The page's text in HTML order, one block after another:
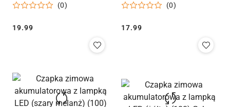
(pomarańczowa) (100) Geko
(0)
Cena:
19.99
(0)
Cena:
17.99